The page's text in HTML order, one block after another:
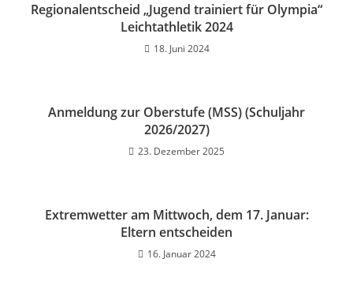
Regionalentscheid „Jugend trainiert für Olympia“
Leichtathletik 2024
18. Juni 2024
Anmeldung zur Oberstufe (MSS) (Schuljahr
2026/2027)
23. Dezember 2025
Extremwetter am Mittwoch, dem 17. Januar:
Eltern entscheiden
16. Januar 2024